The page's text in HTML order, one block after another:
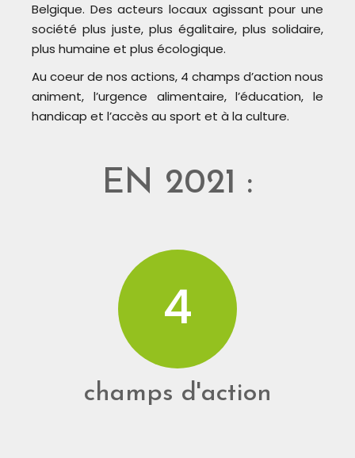
Belgique. Des acteurs locaux agissant pour une
société plus juste, plus égalitaire, plus solidaire,
plus humaine et plus écologique.
Au coeur de nos actions, 4 champs d’action nous
animent, l’urgence alimentaire, l’éducation, le
handicap et l’accès au sport et à la culture.
EN 2021 :
4
champs d'action